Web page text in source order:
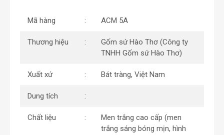
Mã hàng ACM 5A
Thương hiệu
Gốm sứ Hào Thơ (Công ty
TNHH Gốm sứ Hào Thơ)
Xuất xứ Bát tràng, Việt Nam
Dung tích
Chất liệu
Men trắng cao cấp (men
trắng sáng bóng mịn, hình